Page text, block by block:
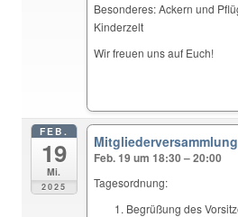
Besonderes: Ackern und
Kinderzelt
Wir freuen uns auf Euch!
FEB.
19
Mi.
2025
Feb. 19 um 18:30 – 20:00
Tagesordnung:
Begrüßung des